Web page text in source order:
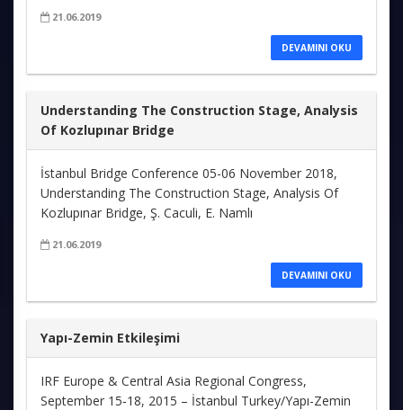
21.06.2019
DEVAMINI OKU
Understanding The Construction Stage, Analysis
Of Kozlupınar Bridge
İstanbul Bridge Conference 05-06 November 2018,
Understanding The Construction Stage, Analysis Of
Kozlupınar Bridge, Ş. Caculi, E. Namlı
21.06.2019
DEVAMINI OKU
Yapı-Zemin Etkileşimi
IRF Europe & Central Asia Regional Congress,
September 15‐18, 2015 – İstanbul Turkey/Yapı-Zemin